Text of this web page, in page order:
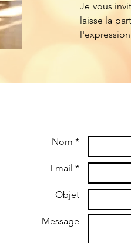
Je vous
laisse la
Nom *
Email *
Objet
Message